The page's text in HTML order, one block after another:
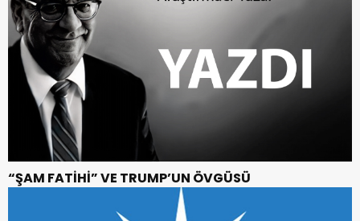
“ŞAM FATİHİ” VE TRUMP’UN ÖVGÜSÜ